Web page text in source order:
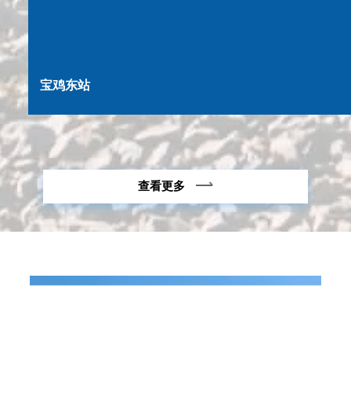
宝鸡东站
查看更多